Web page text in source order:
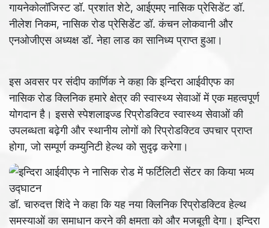
गायनेकोलॉजिस्ट डॉ. प्रशांत शेटे, आईएमए नासिक प्रेसिडेंट डॉ.
नीलेश निकम, नासिक रोड प्रेसिडेंट डॉ. कंचन लोकवानी और
एनओजीएस अध्यक्ष डॉ. नेहा लाड का सानिध्य प्राप्त हुआ।
इस अवसर पर संदीप कार्णिक ने कहा कि इन्दिरा आईवीएफ का
नासिक रोड क्लिनिक हमारे क्षेत्र की स्वास्थ्य सेवाओं में एक महत्वपूर्ण
योगदान है। इससे स्पेशलाइज्ड रिप्रोडक्टिव स्वास्थ्य सेवाओं की
उपलब्धता बढ़ेगी और स्थानीय लोगों को रिप्रोडक्टिव उपचार प्राप्त
होगा, जो सम्पूर्ण कम्युनिटी हेल्थ को सुदृढ़ करेगा।
डॉ. चारुदत्त शिंदे ने कहा कि यह नया क्लिनिक रिप्रोडक्टिव हेल्थ
समस्याओं का समाधान करने की क्षमता को और मजबूती देगा। इन्दिरा